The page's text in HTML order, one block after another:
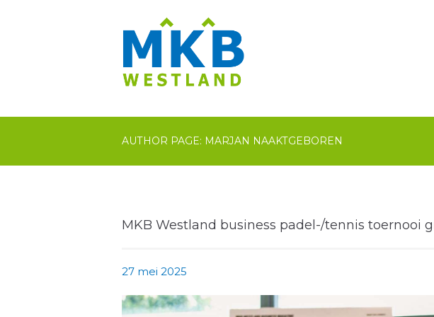
AUTHOR PAGE: MARJAN NAAKTGEBOREN
MKB Westland business padel-/tennis toernooi
27 mei 2025